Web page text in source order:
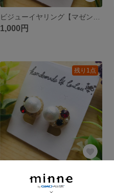
1,000円
残り1点
ビジューイヤリング【レッド】